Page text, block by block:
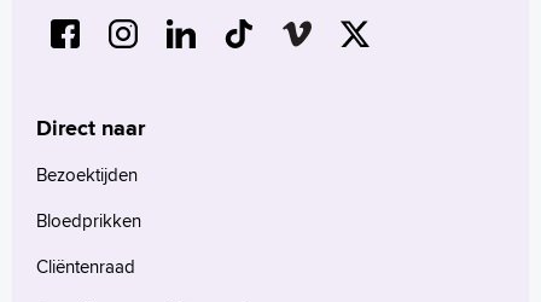
Direct naar
Bezoektijden
Bloedprikken
Cliëntenraad